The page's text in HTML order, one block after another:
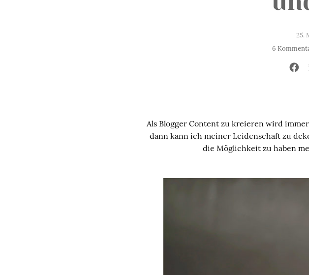
25.
6
Als Blogger Content zu kreieren wird
dann kann ich meiner Leidenschaft zu
die Möglichkeit zu haben